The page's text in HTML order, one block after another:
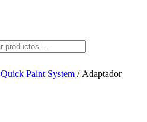
Quick Paint System / Adaptador